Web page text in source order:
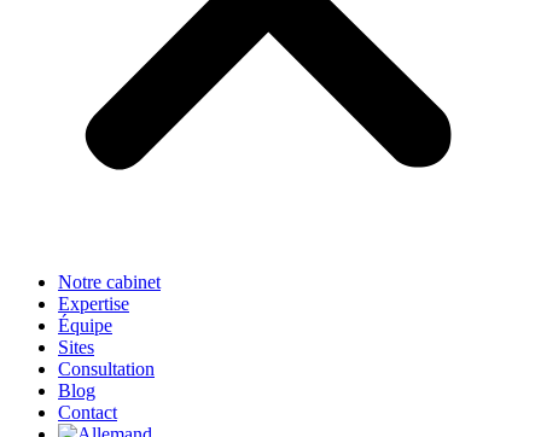
Notre cabinet
Expertise
Équipe
Sites
Consultation
Blog
Contact